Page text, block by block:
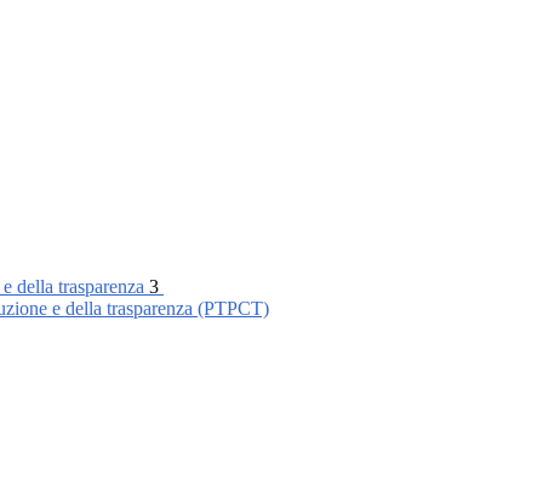
della trasparenza 3
e della trasparenza (PTPCT)